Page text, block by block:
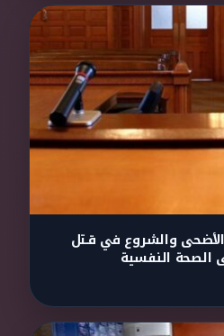
الأضحى والشروع في قـتل
النفسية